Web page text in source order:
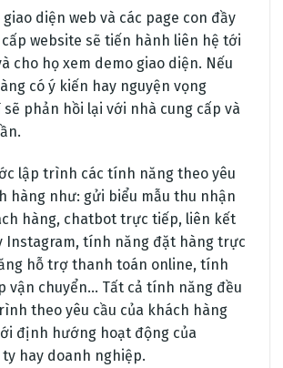
diện web và các page con đầy
website sẽ tiến hành liên hệ tới
cho họ xem demo giao diện. Nếu
có ý kiến hay nguyện vọng
phản hồi lại với nhà cung cấp và
lập trình các tính năng theo yêu
hàng như: gửi biểu mẫu thu nhận
hàng, chatbot trực tiếp, liên kết
Instagram, tính năng đặt hàng trực
hỗ trợ thanh toán online, tính
vận chuyển… Tất cả tính năng đều
theo yêu cầu của khách hàng
định hướng hoạt động của
hay doanh nghiệp.